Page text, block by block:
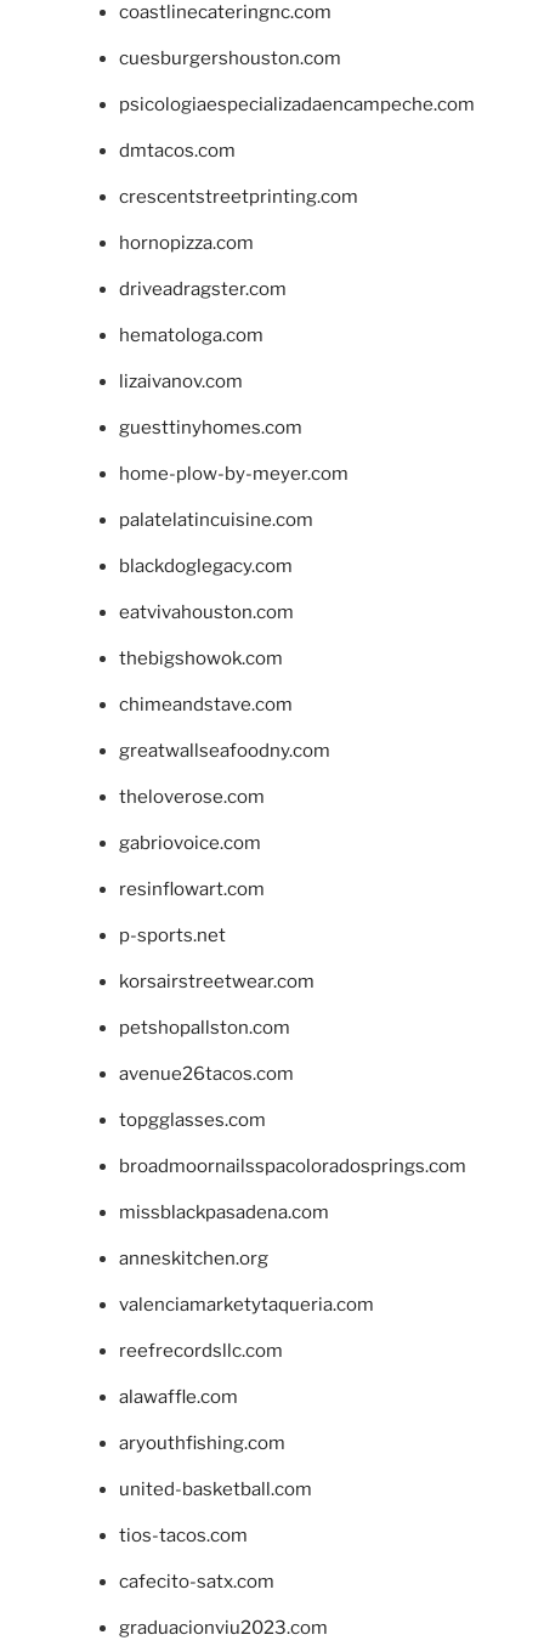
coastlinecateringnc.com
cuesburgershouston.com
psicologiaespecializadaencampeche.com
dmtacos.com
crescentstreetprinting.com
hornopizza.com
driveadragster.com
hematologa.com
lizaivanov.com
guesttinyhomes.com
home-plow-by-meyer.com
palatelatincuisine.com
blackdoglegacy.com
eatvivahouston.com
thebigshowok.com
chimeandstave.com
greatwallseafoodny.com
theloverose.com
gabriovoice.com
resinflowart.com
p-sports.net
korsairstreetwear.com
petshopallston.com
avenue26tacos.com
topgglasses.com
broadmoornailsspacoloradosprings.com
missblackpasadena.com
anneskitchen.org
valenciamarketytaqueria.com
reefrecordsllc.com
alawaffle.com
aryouthfishing.com
united-basketball.com
tios-tacos.com
cafecito-satx.com
graduacionviu2023.com